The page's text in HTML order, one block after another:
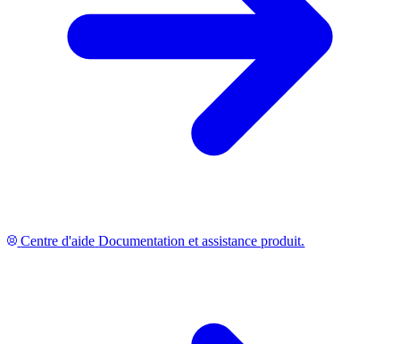
Centre d'aide Documentation et assistance produit.